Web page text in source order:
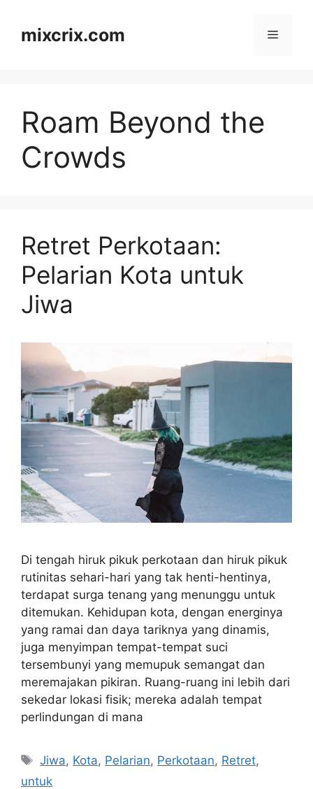
contentmixcrix.com Menu
Roam Beyond the
Crowds
Retret Perkotaan:
Pelarian Kota untuk
Jiwa
Di tengah hiruk pikuk perkotaan dan hiruk pikuk
rutinitas sehari-hari yang tak henti-hentinya,
terdapat surga tenang yang menunggu untuk
ditemukan. Kehidupan kota, dengan energinya
yang ramai dan daya tariknya yang dinamis,
juga menyimpan tempat-tempat suci
tersembunyi yang memupuk semangat dan
meremajakan pikiran. Ruang-ruang ini lebih dari
sekedar lokasi fisik; mereka adalah tempat
perlindungan di mana
Tags
Jiwa, Kota, Pelarian, Perkotaan, Retret,
untuk